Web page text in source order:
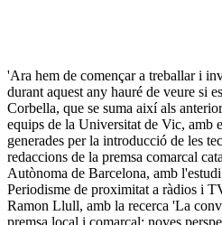
'Ara hem de començar a treballar i
durant aquest any hauré de veure si
Corbella, que se suma així als
equips de la Universitat de Vic, amb
generades per la introducció de les
redaccions de la premsa comarcal
Autònoma de Barcelona, amb
Periodisme de proximitat a ràdios i
Ramon Llull, amb la recerca 'La
premsa local i comarcal: noves